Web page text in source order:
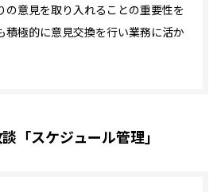
意見を取り入れることの重要性を
積極的に意見交換を行い業務に活か
「スケジュール管理」